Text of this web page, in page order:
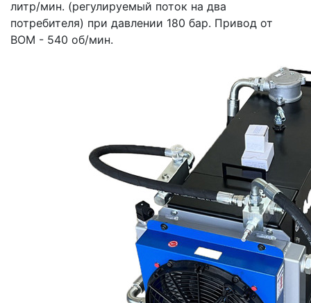
литр/мин. (регулируемый поток на два
потребителя) при давлении 180 бар. Привод от
ВОМ - 540 об/мин.